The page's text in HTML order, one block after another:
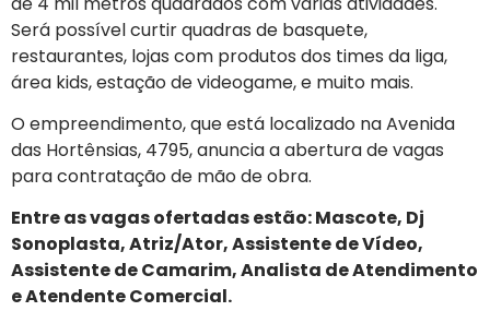
Será possível curtir quadras de basquete,
restaurantes, lojas com produtos dos times da liga,
área kids, estação de videogame, e muito mais.
O empreendimento, que está localizado na Avenida
das Hortênsias, 4795, anuncia a abertura de vagas
para contratação de mão de obra.
Entre as vagas ofertadas estão: Mascote, Dj
Sonoplasta, Atriz/Ator, Assistente de Vídeo,
Assistente de Camarim, Analista de Atendimento
e Atendente Comercial.